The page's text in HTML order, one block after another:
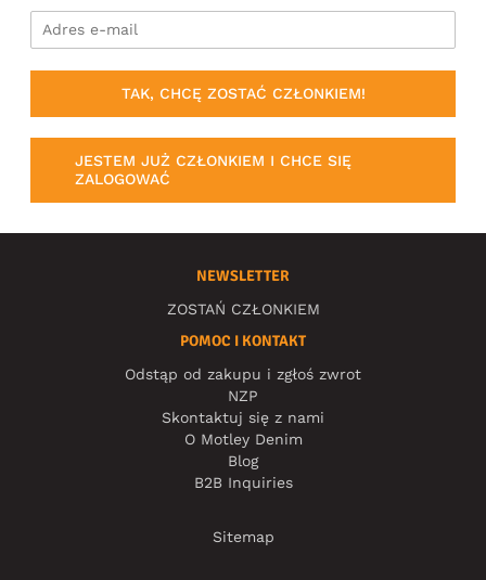
TAK, CHCĘ ZOSTAĆ CZŁONKIEM!
JESTEM JUŻ CZŁONKIEM I CHCE SIĘ
ZALOGOWAĆ
NEWSLETTER
ZOSTAŃ CZŁONKIEM
POMOC I KONTAKT
Odstąp od zakupu i zgłoś zwrot
NZP
Skontaktuj się z nami
O Motley Denim
Blog
B2B Inquiries
Sitemap